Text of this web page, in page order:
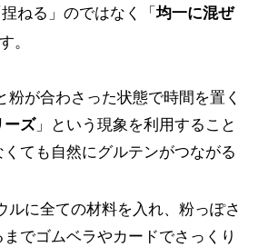
ねる」のではなく「均一に混ぜ
。
粉が合わさった状態で時間を置く
ーズ」という現象を利用すること
くても自然にグルテンがつながる
ルに全ての材料を入れ、粉っぽさ
でゴムベラやカードでさっくり